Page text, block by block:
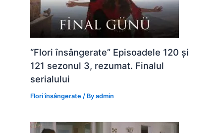
“Flori însângerate” Episoadele 120 și
121 sezonul 3, rezumat. Finalul
serialului
Flori însângerate / Byadmin